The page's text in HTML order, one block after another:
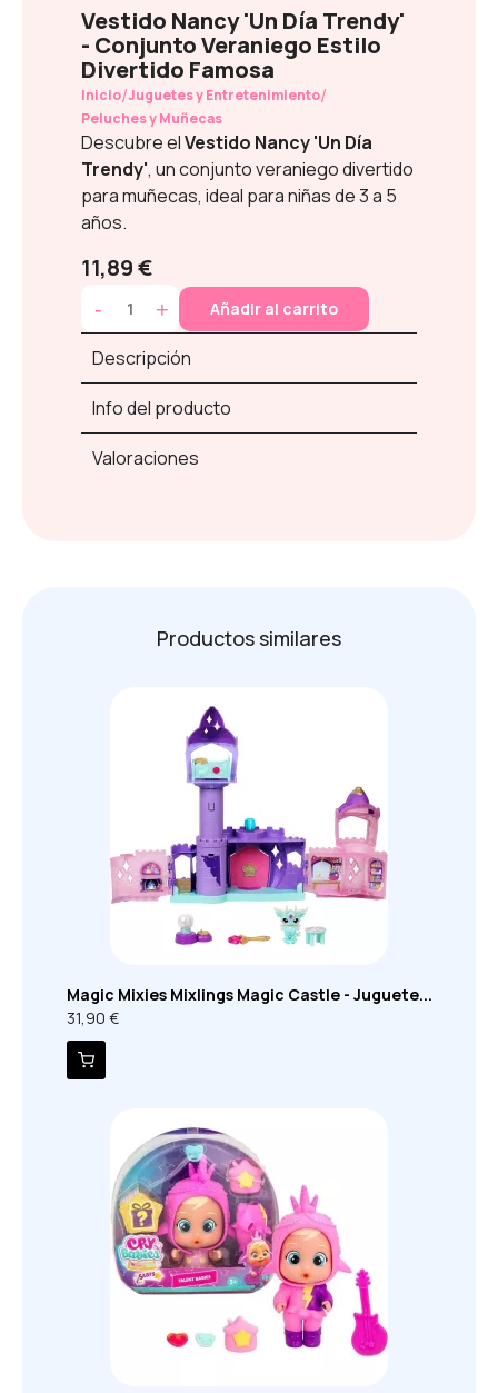
Vestido Nancy 'Un Día Trendy'
- Conjunto Veraniego Estilo
Divertido Famosa
Inicio/Juguetes y Entretenimiento/
Peluches y Muñecas
Descubre elVestido Nancy 'Un Día
Trendy', un conjunto veraniego divertido
para muñecas, ideal para niñas de 3 a 5
años.
11,89 €
- + Añadir al carrito
Descripción
Info del producto
Valoraciones
Productos similares
Magic Mixies Mixlings Magic Castle - Juguete...
31,90 €